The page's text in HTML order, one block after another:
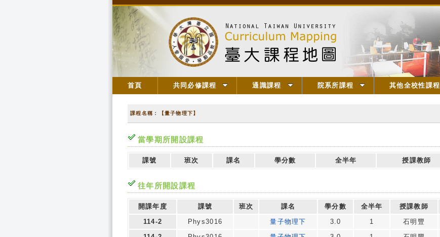
首頁 共同必修課程 通識課程 院系所課程 其他全校性課程
課程名稱：【量子物理下】
當學期所開設課程
課號 班次 課名 學分數 全半年 授課教師
往年所開設課程
開課年度 課號 班次 課名 學分數 全半年 授課教師
114-2
Phys3016 量子物理下 3.0 1 石明豐